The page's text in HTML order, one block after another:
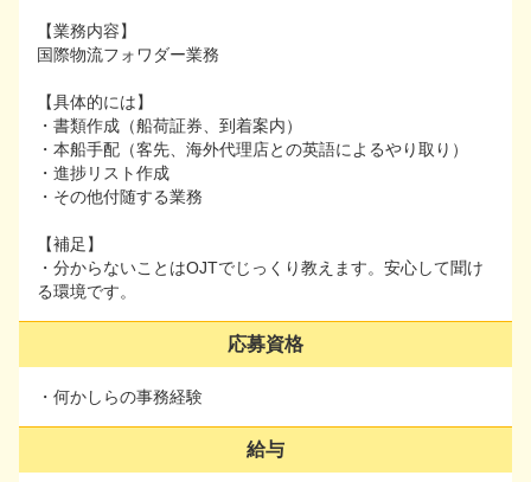
【業務内容】
国際物流フォワダー業務
【具体的には】
・書類作成（船荷証券、到着案内）
・本船手配（客先、海外代理店との英語によるやり取り）
・進捗リスト作成
・その他付随する業務
【補足】
・分からないことはOJTでじっくり教えます。安心して聞
ける環境です。
応募資格
・何かしらの事務経験
給与
【業務内容】
国際物流フォワダー業務
【具体的には】
・書類作成（船荷証券、到着案内）
・本船手配（客先、海外代理店との英語によるやり取り）
・進捗リスト作成
・その他付随する業務
【補足】
・分からないことはOJTでじっくり教えます。安心して聞け
る環境です。
応募資格
・何かしらの事務経験
給与